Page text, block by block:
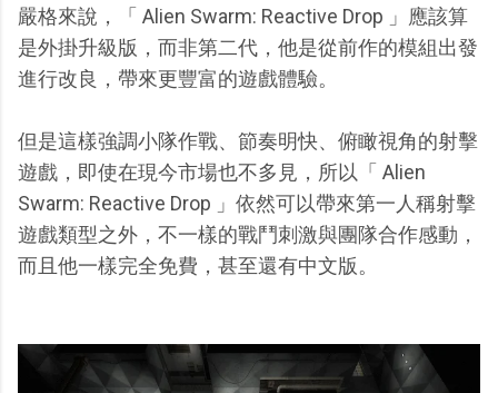
嚴格來說，「 Alien Swarm: Reactive Drop 」應該算
是外掛升級版，而非第二代，他是從前作的模組出發
進行改良，帶來更豐富的遊戲體驗。
但是這樣強調小隊作戰、節奏明快、俯瞰視角的射擊
遊戲，即使在現今市場也不多見，所以「 Alien
Swarm: Reactive Drop 」依然可以帶來第一人稱射擊
遊戲類型之外，不一樣的戰鬥刺激與團隊合作感動，
而且他一樣完全免費，甚至還有中文版。